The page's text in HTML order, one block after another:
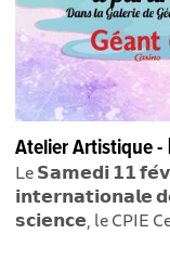
Atelier
Le 𝗦𝗮𝗺𝗲𝗱𝗶 𝟭𝟭
𝗶𝗻𝘁𝗲𝗿𝗻𝗮𝘁𝗶𝗼𝗻𝗮𝗹𝗲
𝘀𝗰𝗶𝗲𝗻𝗰𝗲, le CPIE